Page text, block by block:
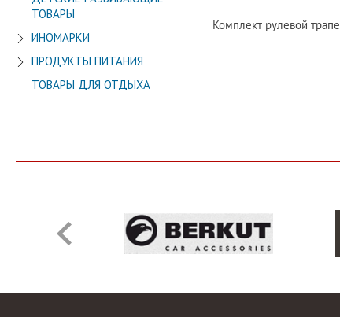
ТОВАРЫ
ИНОМАРКИ
ПРОДУКТЫ ПИТАНИЯ
ТОВАРЫ ДЛЯ ОТДЫХА
Комплект рулевой